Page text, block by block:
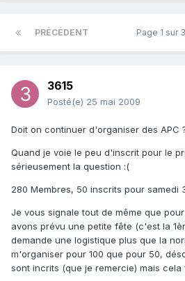
PRÉCÉDENT Page 1 sur 3
3615
Posté(e) 25 mai 2009
Doit on continuer d'organiser des APC
Quand je voie le peu d'inscrit pour le
sérieusement la question :(
280 Membres, 50 inscrits pour samedi
Je vous signale tout de même que
avons prévu une petite fête (c'est la
demande une logistique plus que la
m'organiser pour 100 que pour 50,
sont incrits (que je remercie) mais cela